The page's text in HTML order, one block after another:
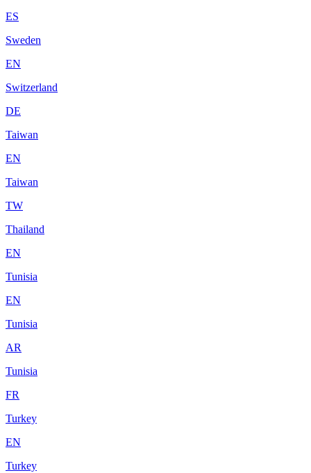
ES
Sweden
EN
Switzerland
DE
Taiwan
EN
Taiwan
TW
Thailand
EN
Tunisia
EN
Tunisia
AR
Tunisia
FR
Turkey
EN
Turkey